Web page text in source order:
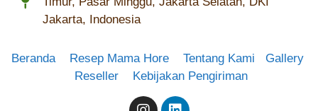
Jakarta, Indonesia
Beranda Resep Mama Hore Tentang Kami
Gallery
Reseller
Kebijakan Pengiriman